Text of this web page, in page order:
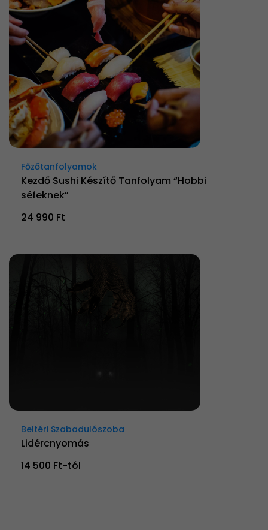
Főzőtanfolyamok
Kezdő Sushi Készítő Tanfolyam “Hobbi
séfeknek”
24 990 Ft
Beltéri Szabadulószoba
Lidércnyomás
14 500 Ft-tól